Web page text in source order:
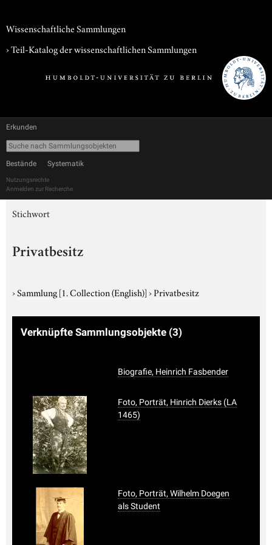
Wissenschaftliche Sammlungen
› Teil-Katalog der wissenschaftlichen Sammlungen
Erkunden
Bestände Systematik
Nutzungsrechte
Anmelden zur Recherche
Stichwort
Privatbesitz
›Sammlung[1. Collection (English)]›Privatbesitz
Verknüpfte Sammlungsobjekte (3)
Biografie, Heinrich Fasbender
Foto, Porträt, Hinrich Dierks (LA
1465)
Foto, Porträt, Wilhelm Doegen
als Student